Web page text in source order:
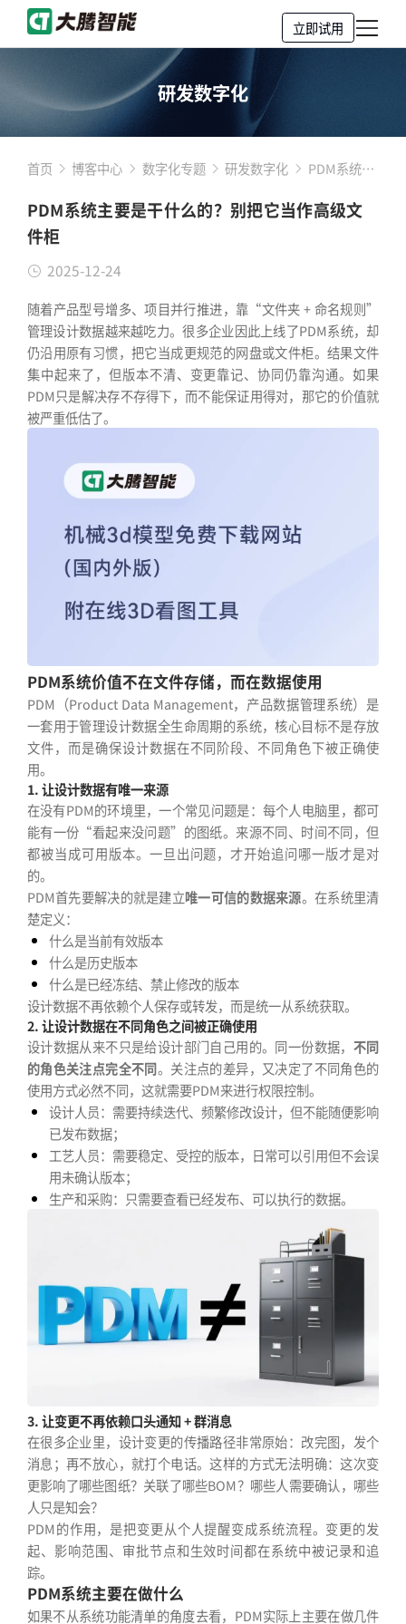
立即试用
研发数字化
首页 博客中心 数字化专题 研发数字化
PDM系统主
的？别把它
PDM系统主要是干什么的？别把它当作高级文
件柜
2025-12-24
随着产品型号增多、项目并行推进，靠“文件夹 + 命名规则”
管理设计数据越来越吃力。很多企业因此上线了PDM系统，却
仍沿用原有习惯，把它当成更规范的网盘或文件柜。结果文件
集中起来了，但版本不清、变更靠记、协同仍靠沟通。如果
PDM只是解决存不存得下，而不能保证用得对，那它的价值就
被严重低估了。
PDM系统价值不在文件存储，而在数据使用
PDM（Product Data Management，产品数据管理系统）是
一套用于管理设计数据全生命周期的系统，核心目标不是存放
文件，而是确保设计数据在不同阶段、不同角色下被正确使
用。
1. 让设计数据有唯一来源
在没有PDM的环境里，一个常见问题是：每个人电脑里，都可
能有一份“看起来没问题”的图纸。来源不同、时间不同，但
都被当成可用版本。一旦出问题，才开始追问哪一版才是对
的。
PDM首先要解决的就是建立唯一可信的数据来源。在系统里清
楚定义：
什么是当前有效版本
什么是历史版本
什么是已经冻结、禁止修改的版本
设计数据不再依赖个人保存或转发，而是统一从系统获取。
2. 让设计数据在不同角色之间被正确使用
设计数据从来不只是给设计部门自己用的。同一份数据， 不同
的角色关注点完全不同。关注点的差异，又决定了不同角色的
使用方式必然不同，这就需要PDM来进行权限控制。
设计人员：需要持续迭代、频繁修改设计，但不能随便影响
已发布数据；
工艺人员：需要稳定、受控的版本，日常可以引用但不会误
用未确认版本；
生产和采购：只需要查看已经发布、可以执行的数据。
3. 让变更不再依赖口头通知 + 群消息
在很多企业里，设计变更的传播路径非常原始：改完图，发个
消息；再不放心，就打个电话。这样的方式无法明确：这次变
更影响了哪些图纸？关联了哪些BOM？哪些人需要确认，哪些
人只是知会？
PDM的作用，是把变更从个人提醒变成系统流程。变更的发
起、影响范围、审批节点和生效时间都在系统中被记录和追
踪。
PDM系统主要在做什么
如果不从系统功能清单的角度去看，PDM实际上主要在做几件